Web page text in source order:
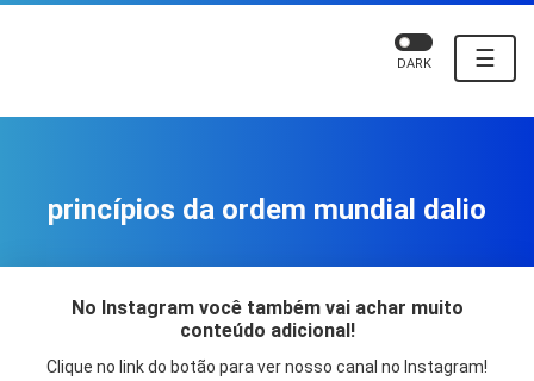
☰
DARK
princípios da ordem mundial dalio
No Instagram você também vai achar muito
conteúdo adicional!
Clique no link do botão para ver nosso canal no Instagram!